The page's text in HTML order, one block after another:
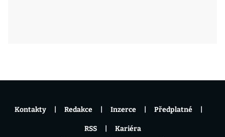
Kontakty Redakce Inzerce Předplatné
RSS Kariéra